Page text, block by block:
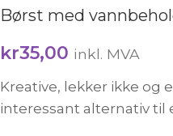
Børst med
kr35,00 inkl. MVA
Kreative, lekker ikke og
interessant alternativ til